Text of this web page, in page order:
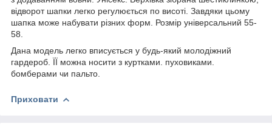
відворот шапки легко регулюється по висоті. Завдяки цьому
шапка може набувати різних форм. Розмір універсальний 55-
58.
Дана модель легко вписується у будь-який молодіжний
гардероб. ЇЇ можна носити з куртками. пуховиками.
бомберами чи пальто.
Приховати